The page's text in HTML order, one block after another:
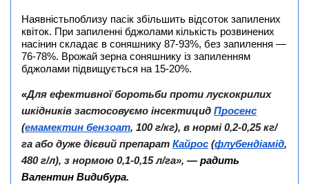
Наявністьпоблизу пасік збільшить відсоток запилених
квіток. При запиленні бджолами кількість розвинених
насінин складає в соняшнику 87-93%, без запилення —
76-78%. Врожай зерна соняшнику із запиленням
бджолами підвищується на 15-20%.
«Для ефективної боротьби проти лускокрилих
шкідників застосовуємо інсектицид Просенс
(емамектин бензоат, 100 г/кг), в нормі 0,2-0,25 кг/
га або дуже дієвий препарат Кайрос (флубендіамід,
480 г/л), з нормою 0,1-0,15 л/га», — радить
Валентин Видибура.